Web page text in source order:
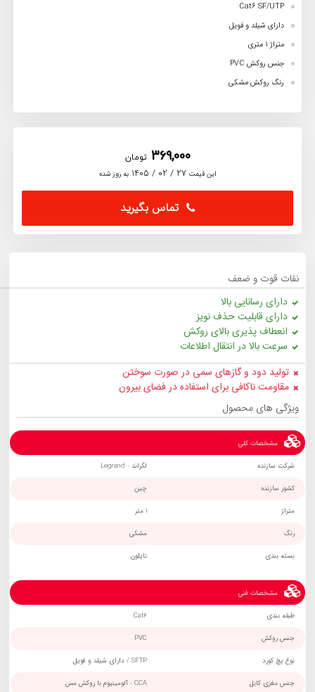
Cat6 SF/UTP
دارای شیلد و فویل
متراژ 1 متری
جنس روکش PVC
رنگ روکش مشکی
369,000 تومان
این قیمت27 / 02 / 1405 به روز شده
تماس بگیرید
نقات قوت و ضعف
دارای رسانایی بالا
دارای قابلیت حذف نویز
انعطاف پذیری بالای روکش
سرعت بالا در انتقال اطلاعات
تولید دود و گاز‌های سمی در صورت سوختن
مقاومت ناکافی برای استفاده در فضای بیرون
ویژگی های محصول
مشخصات کلی
شرکت سازنده لگراند - Legrand
کشور سازنده چین
متراژ 1 متر
رنگ مشکی
بسته بندی نایلون
مشخصات فنی
طبقه بندی Cat6
جنس روکش PVC
نوع پچ کورد SFTP / دارای شیلد و فویل
جنس مغزی کابل CCA - آلومینیوم با روکش مس